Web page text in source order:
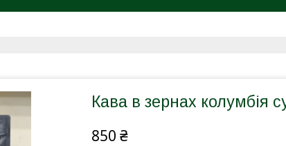
Кава в зернах колумбія
850 ₴